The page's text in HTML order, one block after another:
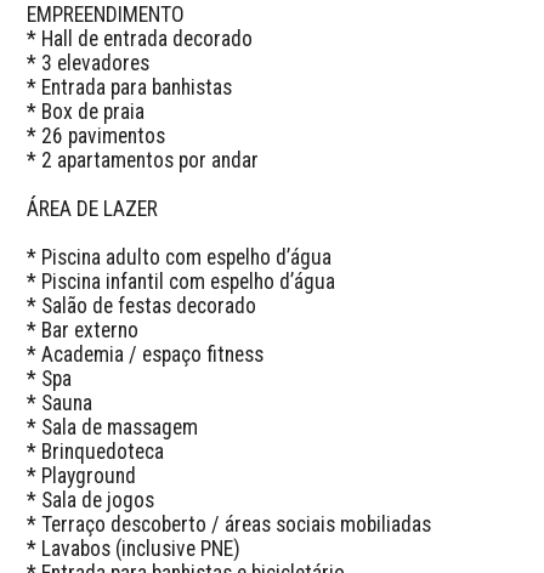
EMPREENDIMENTO
* Hall de entrada decorado
* 3 elevadores
* Entrada para banhistas
* Box de praia
* 26 pavimentos
* 2 apartamentos por andar
ÁREA DE LAZER
* Piscina adulto com espelho d’água
* Piscina infantil com espelho d’água
* Salão de festas decorado
* Bar externo
* Academia / espaço fitness
* Spa
* Sauna
* Sala de massagem
* Brinquedoteca
* Playground
* Sala de jogos
* Terraço descoberto / áreas sociais mobiliadas
* Lavabos (inclusive PNE)